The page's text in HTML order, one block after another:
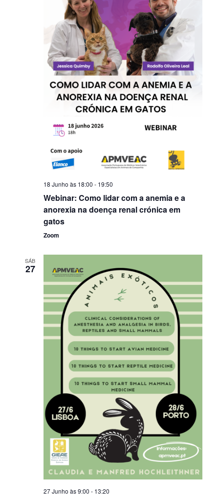
18 Junho às 18:00 - 19:50
Webinar: Como lidar com a anemia e a
anorexia na doença renal crónica em
gatos
Zoom
SÁB
27
27 Junho às 9:00 - 13:20